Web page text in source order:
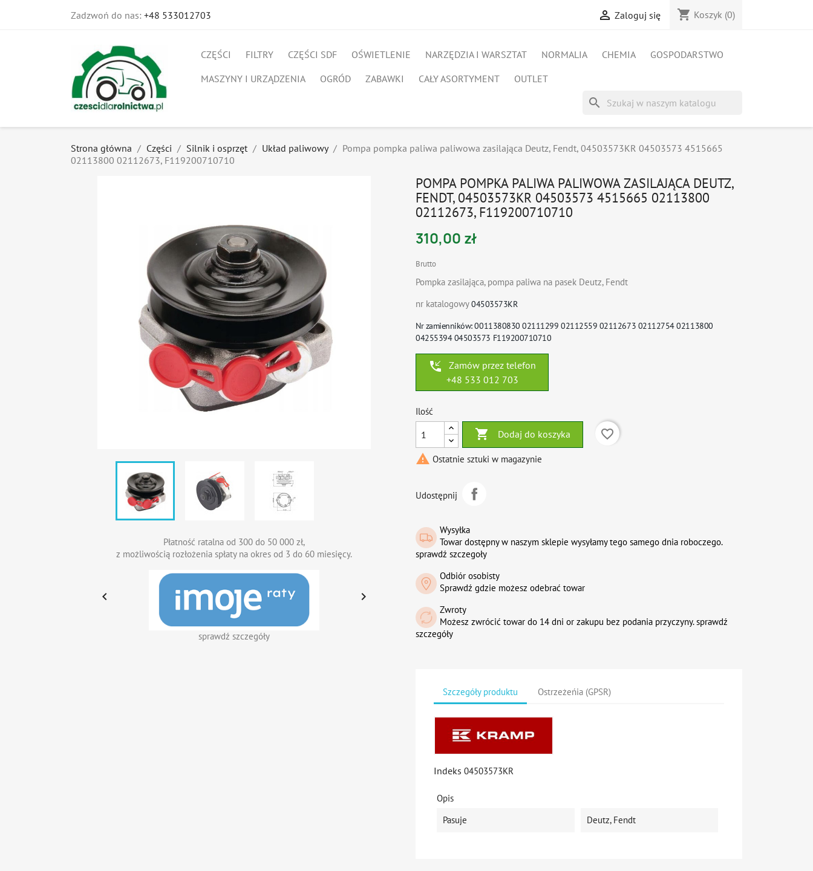
Zadzwoń do nas: +48 533012703  Zaloguj się shopping_cart Koszyk (0)
CZĘŚCI FILTRY CZĘŚCI SDF OŚWIETLENIE NARZĘDZIA I WARSZTAT NORMALIA CHEMIA
GOSPODARSTWO
MASZYNY I URZĄDZENIA
OGRÓD ZABAWKI CAŁY ASORTYMENT OUTLET
search
Strona główna Części Silnik i osprzęt Układ paliwowy
Pompa pompka paliwa paliwowa zasilająca Deutz, Fendt, 04503573KR 04503573 4515665
02113800 02112673, F119200710710
Płatność ratalna od 300 do 50 000 zł,
z możliwością rozłożenia spłaty na okres od 3 do 60 miesięcy.
sprawdź szczegóły
 
POMPA POMPKA PALIWA PALIWOWA ZASILAJĄCA DEUTZ,
FENDT, 04503573KR 04503573 4515665 02113800
02112673, F119200710710
310,00 zł
Brutto
Pompka zasilająca, pompa paliwa na pasek Deutz, Fendt
nr katalogowy04503573KR
Nr zamienników: 0011380830 02111299 02112559 02112673 02112754 02113800
04255394 04503573 F119200710710
phone_callback
Zamów przez telefon
+48 533 012 703
Ilość
 Dodaj do koszyka
favorite_border
 Ostatnie sztuki w magazynie
Udostępnij
Wysyłka
Towar dostępny w naszym sklepie wysyłamy tego samego dnia roboczego.
sprawdź szczegoły
Odbiór osobisty
Sprawdź gdzie możesz odebrać towar
Zwroty
Możesz zwrócić towar do 14 dni or zakupu bez podania przyczyny. sprawdź
szczegóły
Szczegóły produktu Ostrzeżeńia (GPSR)
Indeks 04503573KR
Opis
Pasuje
Deutz, Fendt